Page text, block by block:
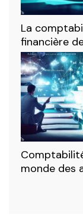
La
financière
monde des